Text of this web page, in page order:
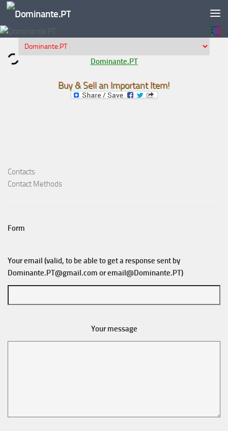
Skip to content
Dominante.PT
Buy & Sell an Important Item!
Contacts
Contact Methods
Form
Your email (valid, to be able to get a response sent by
Dominante.PT@gmail.com oremail@Dominante.PT)
Your message